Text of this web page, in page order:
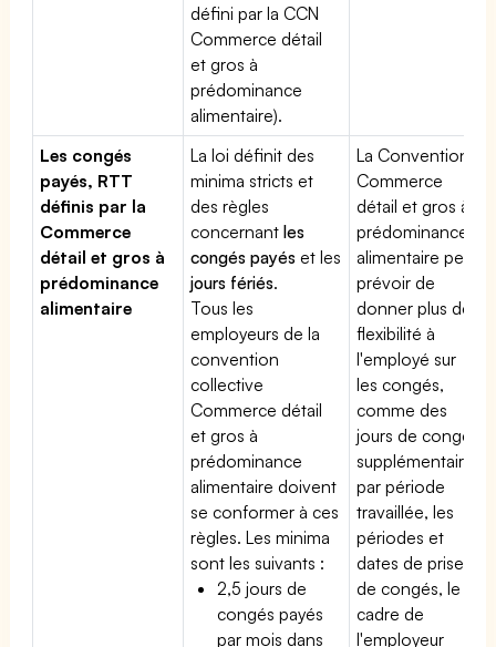
défini par la CCN
Commerce détail
et gros à
prédominance
alimentaire).
Les congés
payés, RTT
définis par la
Commerce
détail et gros à
prédominance
alimentaire
La loi définit des
minima stricts et
des règles
concernantles
congés payés et les
jours fériés.
Tous les
employeurs de la
convention
collective
Commerce détail
et gros à
prédominance
alimentaire doivent
se conformer à ces
règles. Les minima
sont les suivants :
2,5 jours de
congés payés
par mois dans
La Convention
Commerce
détail et gros à
prédominance
alimentaire peut
prévoir de
donner plus de
flexibilité à
l'employé sur
les congés,
comme des
jours de congé
supplémentaires
par période
travaillée, les
périodes et
dates de prise
de congés, le
cadre de
l'employeur